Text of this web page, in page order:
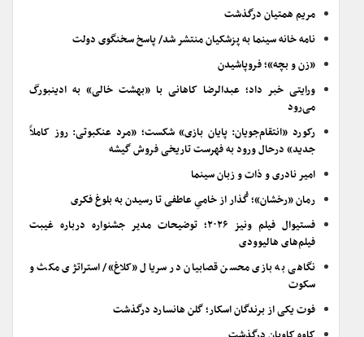
مریم همتیان درگذشت
نامه خانه سینما به پزشکیان منتشر شد/ پاسخ سخنگوی دولت
«زن و بچه»؛ فروپاشیدن
ورایتی خبر داد؛ عبدالرضا کاهانی با «بهشت خالی» به ادینبورگ
می‌رود
رکورد «انتقام‌جویان: پایان بازی» شکست؛ «مرد عنکبوتی: روز کاملاً
جدید» درحال ورود به فهرست تاریخی فروش گیشه
امیر نادری و ذات و زبان سینما
رمان «رخشان»؛ گُذار از خامیِ عاطفی تا رسیدن به بلوغ فکری
فستیوال فیلم ونیز ۲۰۲۶؛ توضیحات مدیر جشنواره درباره غیبت
فیلم‌های هالیوودی
نگاهی به بازی محسن قصابیان در سریال «کلاغ»/ استراتژی مکث و
سکوت
فوت یکی از برندگان اسکار؛ گلن هانسارد درگذشت